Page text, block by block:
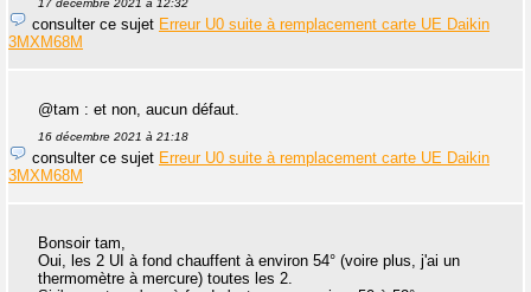
consulter ce sujet Erreur U0 suite à remplacement carte UE Daikin
3MXM68M
@tam : et non, aucun défaut.
16 décembre 2021 à 21:18
consulter ce sujet Erreur U0 suite à remplacement carte UE Daikin
3MXM68M
Bonsoir tam,
Oui, les 2 UI à fond chauffent à environ 54° (voire plus, j'ai un
thermomètre à mercure) toutes les 2.